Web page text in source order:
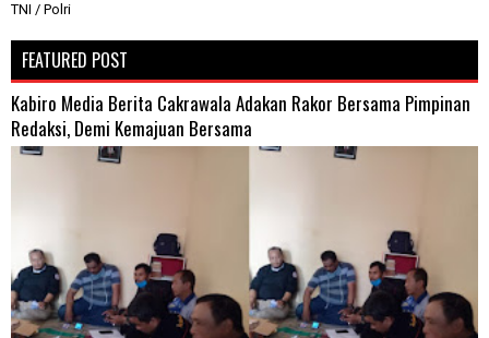
TNI / Polri
FEATURED POST
Kabiro Media Berita Cakrawala Adakan Rakor Bersama Pimpinan
Redaksi, Demi Kemajuan Bersama